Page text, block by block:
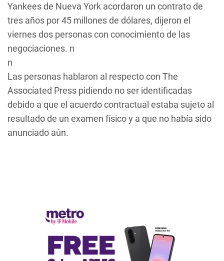
Yankees de Nueva York acordaron un contrato de
tres años por 45 millones de dólares, dijeron el
viernes dos personas con conocimiento de las
negociaciones. n
n
Las personas hablaron al respecto con The
Associated Press pidiendo no ser identificadas
debido a que el acuerdo contractual estaba sujeto al
resultado de un examen físico y a que no había sido
anunciado aún.